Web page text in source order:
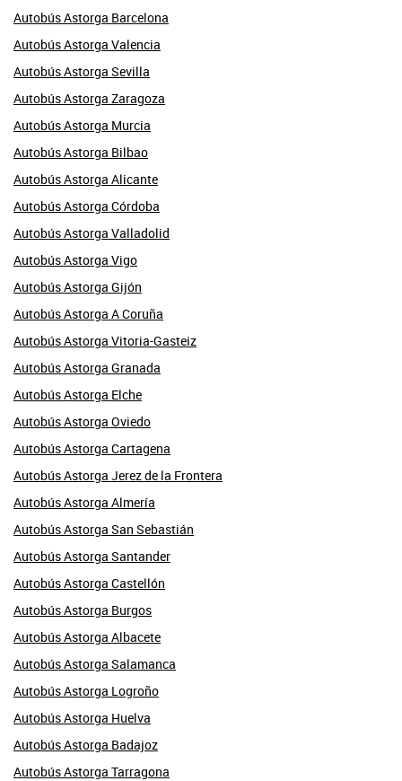
Autobús Astorga Barcelona
Autobús Astorga Valencia
Autobús Astorga Sevilla
Autobús Astorga Zaragoza
Autobús Astorga Murcia
Autobús Astorga Bilbao
Autobús Astorga Alicante
Autobús Astorga Córdoba
Autobús Astorga Valladolid
Autobús Astorga Vigo
Autobús Astorga Gijón
Autobús Astorga A Coruña
Autobús Astorga Vitoria-Gasteiz
Autobús Astorga Granada
Autobús Astorga Elche
Autobús Astorga Oviedo
Autobús Astorga Cartagena
Autobús Astorga Jerez de la Frontera
Autobús Astorga Almería
Autobús Astorga San Sebastián
Autobús Astorga Santander
Autobús Astorga Castellón
Autobús Astorga Burgos
Autobús Astorga Albacete
Autobús Astorga Salamanca
Autobús Astorga Logroño
Autobús Astorga Huelva
Autobús Astorga Badajoz
Autobús Astorga Tarragona